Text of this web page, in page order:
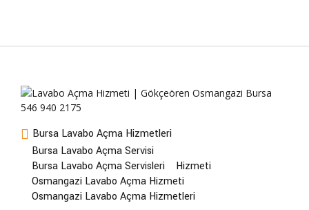
Bursa Lavabo Açma Hizmetleri
Bursa Lavabo Açma Servisi
Bursa Lavabo Açma Servisleri
Hizmeti
Osmangazi Lavabo Açma Hizmeti
Osmangazi Lavabo Açma Hizmetleri